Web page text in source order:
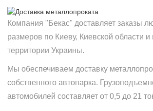
Компания "Бекас" доставляет заказы
размеров по Киеву, Киевской области и
территории Украины.
Мы обеспечиваем доставку
собственного автопарка.
автомобилей составляет от 0,5 до 21